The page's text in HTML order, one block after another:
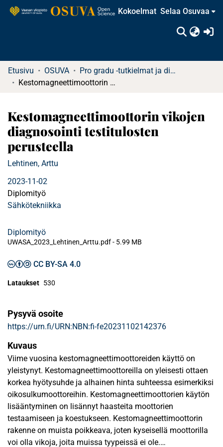
Kokoelmat Selaa Osuvaa
Etusivu OSUVA
Pro gradu -tutkielmat ja diplomityöt
Kestomagneettimoottorin vikojen diagnosointi testitulosten perusteella
Kestomagneettimoottorin vikojen
diagnosointi testitulosten
perusteella
Lehtinen, Arttu
2023-11-02
Diplomityö
Sähkötekniikka
Diplomityö
UWASA_2023_Lehtinen_Arttu.pdf - 5.99 MB
CC BY-SA 4.0
Lataukset 530
Pysyvä osoite
https://urn.fi/URN:NBN:fi-fe20231102142376
Kuvaus
Viime vuosina kestomagneettimoottoreiden käyttö on
yleistynyt. Kestomagneettimoottoreilla on yleisesti ottaen
korkea hyötysuhde ja alhainen hinta suhteessa esimerkiksi
oikosulkumoottoreihin. Kestomagneettimoottorien käytön
lisääntyminen on lisännyt haasteita moottorien
testaamiseen ja koestukseen. Kestomagneettimoottorin
rakenne on muista poikkeava, joten kyseisellä moottorilla
voi olla vikoja, joita muissa tyypeissä ei ole.